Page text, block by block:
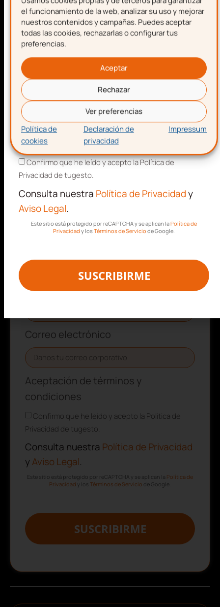
el funcionamiento de la web, analizar su uso y mejorar
nuestros contenidos y campañas. Puedes aceptar
todas las cookies, rechazarlas o configurar tus
preferencias.
Aceptar
Rechazar
Ver preferencias
Política de
cookies
Declaración de
privacidad
Impressum
I+D+I
Recursos, guías y descuentos
Únete al Club de más de
8.000 gestioners
Suscríbete y forma parte delCLUB DE
EMPRENDEDORES
Artículos, guías, recursos y consejosde
expertos.
Promociones, publicidad e información
de
todos los servicios relacionados con tu
emprendimiento.
Apellidos
Correo electrónico
Aceptación de términos y
condiciones
Confirmo que he leído y acepto la Política de
Privacidad de tugesto.
Consulta nuestra Política de Privacidad
y Aviso Legal.
Este sitio está protegido por reCAPTCHA y se aplican la Política de
Privacidad y los Términos de Servicio de Google.
SUSCRIBIRME
Nombre
Apellidos
Correo electrónico
Aceptación de términos y condiciones
Confirmo que he leído y acepto la Política de
Privacidad de tugesto.
Consulta nuestra Política de Privacidady
Aviso Legal.
Este sitio está protegido por reCAPTCHA y se aplican laPolítica de
Privacidad y losTérminos de Servicio de Google.
SUSCRIBIRME